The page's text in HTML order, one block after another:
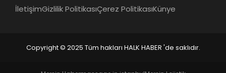
İletişimGizlilik PolitikasıÇerez PolitikasıKünye
Copyright © 2025 Tüm hakları HALK HABER 'de saklıdır.